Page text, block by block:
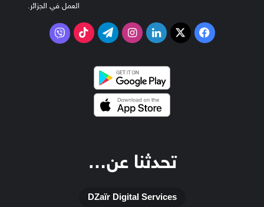
العمل في الجزائر.
فيسبوك
‫X لينكدإنانستقرامتيلقرام‫TikTokفايبر
تحدثنا عن…
DZaïr Digital Services